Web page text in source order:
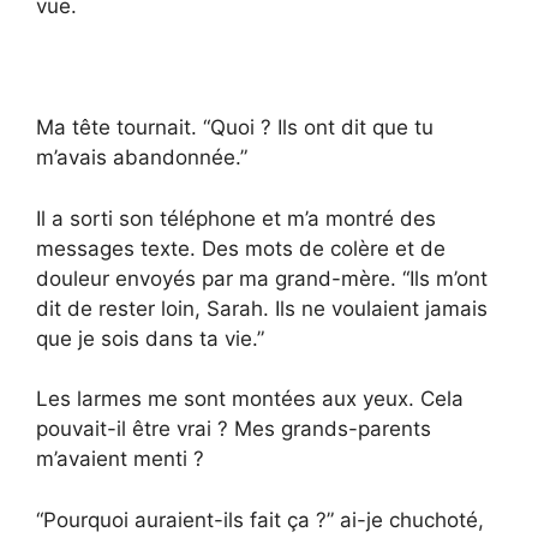
vue.
Ma tête tournait. “Quoi ? Ils ont dit que tu
m’avais abandonnée.”
Il a sorti son téléphone et m’a montré des
messages texte. Des mots de colère et de
douleur envoyés par ma grand-mère. “Ils m’ont
dit de rester loin, Sarah. Ils ne voulaient jamais
que je sois dans ta vie.”
Les larmes me sont montées aux yeux. Cela
pouvait-il être vrai ? Mes grands-parents
m’avaient menti ?
“Pourquoi auraient-ils fait ça ?” ai-je chuchoté,